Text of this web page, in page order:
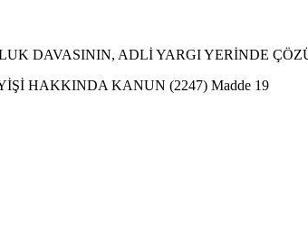
DAVASININ, ADLİ YARGI YERİNDE
HAKKINDA KANUN (2247) Madde 19